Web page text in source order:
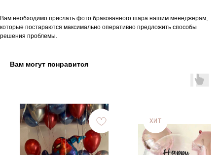
Вам необходимо прислать фото бракованного шара нашим менеджерам,
которые постараются максимально оперативно предложить способы
решения проблемы.
Вам могут понравится
ХИТ